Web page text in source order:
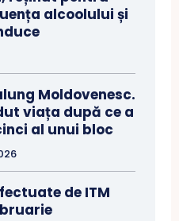
alcoolului și
Moldovenesc.
viața după ce a
al unui bloc
de ITM